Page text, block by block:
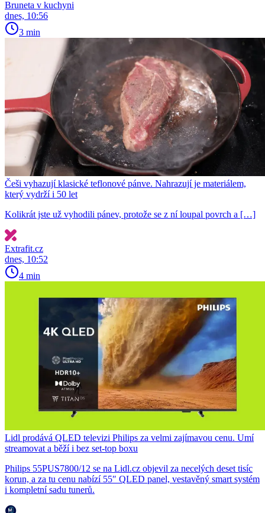
Bruneta v kuchyni
dnes, 10:56
3 min
Češi vyhazují klasické teflonové pánve. Nahrazují je materiálem,
který vydrží i 50 let
Kolikrát jste už vyhodili pánev, protože se z ní loupal povrch a […]
Extrafit.cz
dnes, 10:52
4 min
Lidl prodává QLED televizi Philips za velmi zajímavou cenu. Umí
streamovat a běží i bez set-top boxu
Philips 55PUS7800/12 se na Lidl.cz objevil za necelých deset tisíc
korun, a za tu cenu nabízí 55″ QLED panel, vestavěný smart systém
i kompletní sadu tunerů.